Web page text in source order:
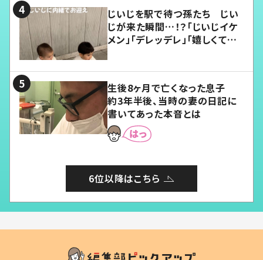
じいじを駅で待つ孫たち じい
じが来た瞬間…！？「じいじイケ
メン」「デレッデレ」「嬉しくて可
生後8ヶ月で亡くなった息子
約3年半後、当時の妻の日記に
書いてあった本音とは
6位以降はこちら